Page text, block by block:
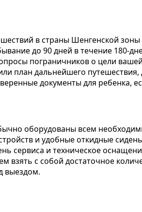
в страны Шенгенской
до 90 дней в течение 180-
пограничников о цели
план дальнейшего путешествия,
документы для ребенка,
оборудованы всем
и удобные откидные
сервиса и техническое
взять с собой достаточное
выездом.